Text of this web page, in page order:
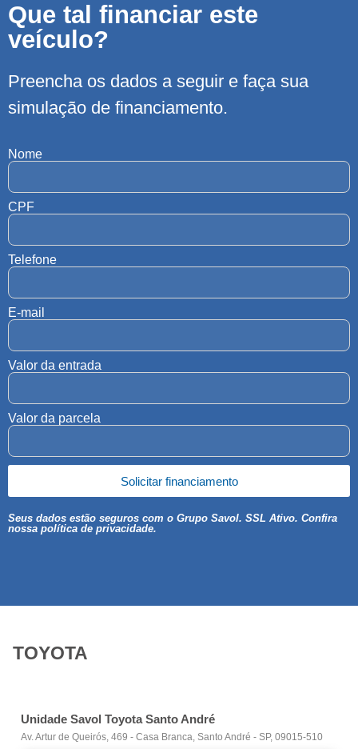
Que tal financiar este
veículo?
Preencha os dados a seguir e faça sua
simulação de financiamento.
Nome
CPF
Telefone
E-mail
Valor da entrada
Valor da parcela
Solicitar financiamento
Seus dados estão seguros com o Grupo Savol. SSL Ativo. Confira
nossa política de privacidade.
TOYOTA
Unidade Savol Toyota Santo André
Av. Artur de Queirós, 469 - Casa Branca, Santo André - SP, 09015-510